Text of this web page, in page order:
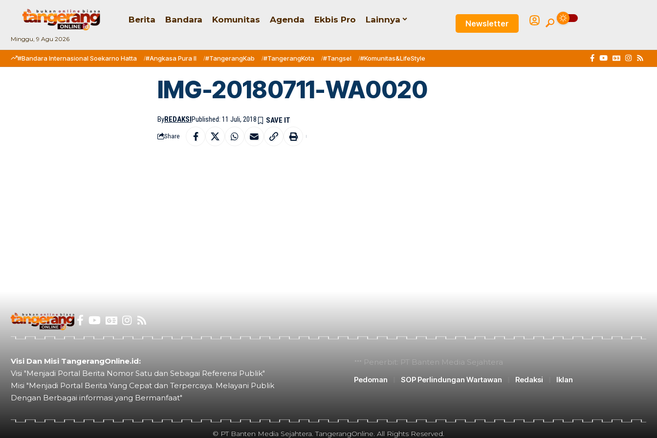
Minggu, 9 Agu 2026
Berita Bandara Komunitas Agenda Ekbis Pro Lainnya Newsletter
#Bandara Internasional Soekarno Hatta #Angkasa Pura II #TangerangKab #TangerangKota #Tangsel #Komunitas&LifeStyle
IMG-20180711-WA0020
ByREDAKSIPublished: 11 Juli, 2018
Share
Visi Dan Misi TangerangOnline.id:
Visi "Menjadi Portal Berita Nomor Satu dan Sebagai Referensi Publik"
Misi "Menjadi Portal Berita Yang Cepat dan Terpercaya. Melayani Publik
Dengan Berbagai informasi yang Bermanfaat"
Penerbit: PT Banten Media Sejahtera
Pedoman
SOP Perlindungan Wartawan Redaksi Iklan
© PT Banten Media Sejahtera. TangerangOnline. All Rights Reserved.